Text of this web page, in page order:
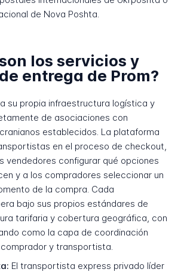
de Nova Poshta.
los servicios y
entrega de Prom?
su propia infraestructura logística y
de asociaciones con
establecidos. La plataforma
en el proceso de checkout,
vendedores configurar qué opciones
y a los compradores seleccionar un
de la compra. Cada
bajo sus propios estándares de
tarifaria y cobertura geográfica, con
como la capa de coordinación
y transportista.
El transportista express privado líder